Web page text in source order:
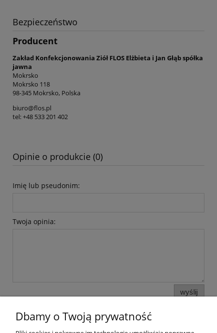
Bezpieczeństwo
Producent
Zakład Konfekcjonowania Ziół FLOS Elżbieta i Jan Głąb spółka
jawna
Mokrsko
Mokrsko 118
98-345 Mokrsko, Polska
biuro@flos.pl
tel: +48 533 201 402
Opinie o produkcie (0)
Imię lub pseudonim:
Twoja opinia:
wyślij
Dbamy o Twoją prywatność